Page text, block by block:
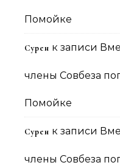
Помойке
Сурен к записи
члены Совбеза
Помойке
Сурен к записи
члены Совбеза